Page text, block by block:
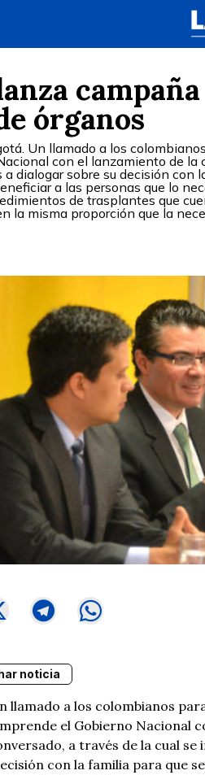
órganos
Un llamado a los
con el lanzamiento de la
dialogar sobre su decisión con
a las personas que lo
de trasplantes que
la misma proporción que la
noticia
llamado a los colombianos
el Gobierno Nacional
a través de la cual
con la familia para que